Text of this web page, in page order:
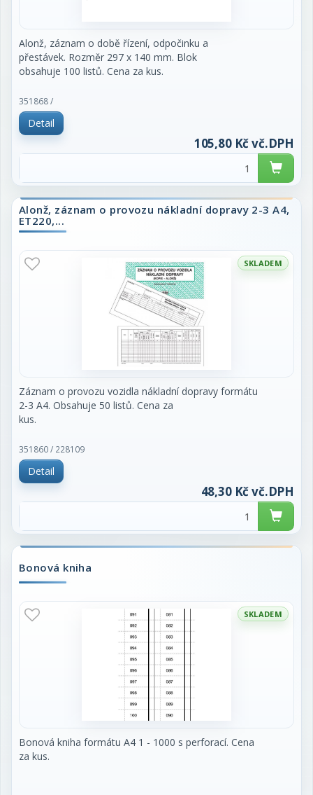
Alonž, záznam o době řízení, odpočinku a
přestávek. Rozměr 297 x 140 mm. Blok
obsahuje 100 listů. Cena za kus.
351868 /
Detail
105,80 Kč vč.DPH
Alonž, záznam o provozu nákladní dopravy 2-3 A4,
ET220,...
SKLADEM
Záznam o provozu vozidla nákladní dopravy formátu
2-3 A4. Obsahuje 50 listů. Cena za
kus.
351860 / 228109
Detail
48,30 Kč vč.DPH
Bonová kniha
SKLADEM
Bonová kniha formátu A4 1 - 1000 s perforací. Cena
za kus.